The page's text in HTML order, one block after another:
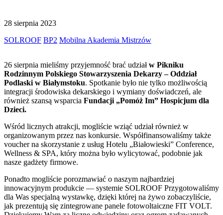
28 sierpnia 2023
SOLROOF BP2 Mobilna Akademia Mistrzów
26 sierpnia mieliśmy przyjemność brać udziałw Pikniku
Rodzinnym Polskiego Stowarzyszenia Dekarzy – Oddział
Podlaski w Białymstoku. Spotkanie było nie tylko możliwością
integracji środowiska dekarskiego i wymiany doświadczeń, ale
również szansą wsparcia Fundacji „Pomóż Im” Hospicjum dla
Dzieci.
Wśród licznych atrakcji, mogliście wziąć udział również w
organizowanym przez nas konkursie. Współfinansowaliśmy także
voucher na skorzystanie z usług Hotelu „Białowieski” Conference,
Wellness & SPA, który można było wylicytować, podobnie jak
nasze gadżety firmowe.
Ponadto mogliście porozmawiać o naszym najbardziej
innowacyjnym produkcie — systemie SOLROOF Przygotowaliśmy
dla Was specjalną wystawkę, dzięki której na żywo zobaczyliście,
jak prezentują się zintegrowane panele fotowoltaiczne FIT VOLT.